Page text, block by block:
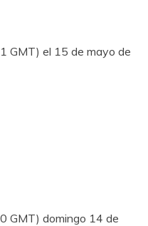
GMT) el 15 de mayo de
GMT) domingo 14 de